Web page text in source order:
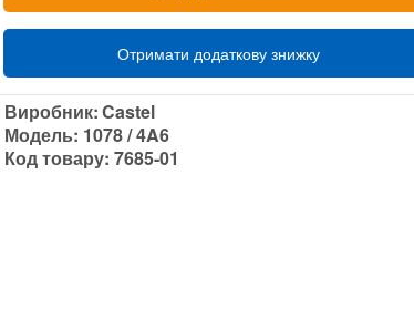
Отримати додаткову знижку
Виробник:Castel
Модель: 1078 / 4A6
Код товару:7685-01